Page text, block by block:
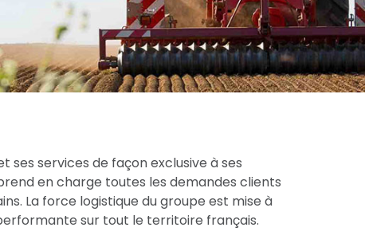
ses services de façon exclusive à ses
en charge toutes les demandes clients
La force logistique du groupe est mise à
sur tout le territoire français.